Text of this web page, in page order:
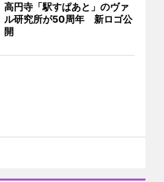
高円寺「駅すぱあと」のヴァ
ル研究所が50周年 新ロゴ公
開